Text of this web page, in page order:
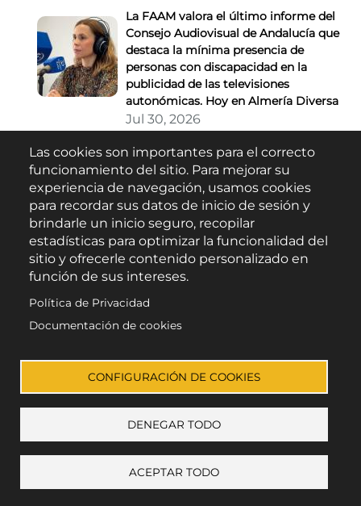
La FAAM valora el último informe del
Consejo Audiovisual de Andalucía que
destaca la mínima presencia de
personas con discapacidad en la
publicidad de las televisiones
autonómicas. Hoy en Almería Diversa
Jul 30, 2026
Buscar
Las cookies son importantes para el correcto
funcionamiento del sitio. Para mejorar su
experiencia de navegación, usamos cookies
para recordar sus datos de inicio de sesión y
brindarle un inicio seguro, recopilar
estadísticas para optimizar la funcionalidad del
sitio y ofrecerle contenido personalizado en
función de sus intereses.
Política de Privacidad
Documentación de cookies
CONFIGURACIÓN DE COOKIES
DENEGAR TODO
ACEPTAR TODO
Aviso Legal
Privacidad Cookies Accesibilidad